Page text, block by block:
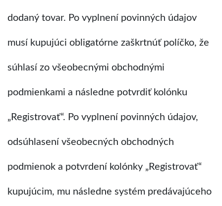
dodaný tovar. Po vyplnení povinných údajov
musí kupujúci obligatórne zaškrtnúť políčko, že
súhlasí zo všeobecnými obchodnými
podmienkami a následne potvrdiť kolónku
„Registrovať“. Po vyplnení povinných údajov,
odsúhlasení všeobecných obchodných
podmienok a potvrdení kolónky „Registrovať“
kupujúcim, mu následne systém predávajúceho